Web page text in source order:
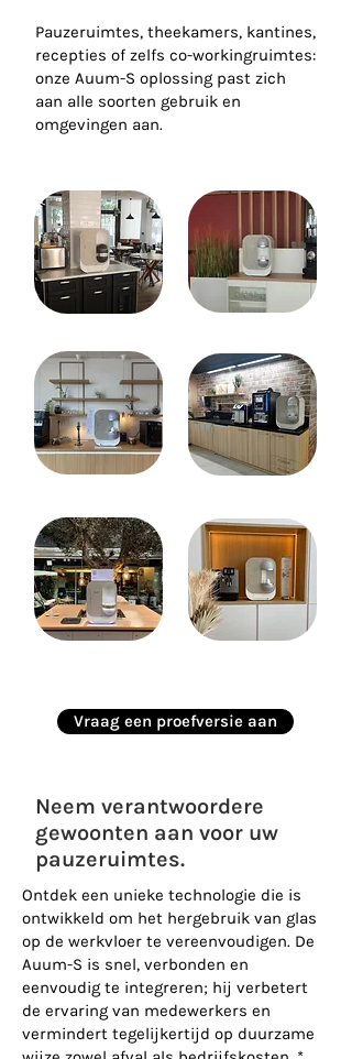
Pauzeruimtes, theekamers, kantines,
recepties of zelfs co-workingruimtes:
onze Auum-S oplossing past zich
aan alle soorten gebruik en
omgevingen aan.
Vraag een proefversie aan
Neem verantwoordere
gewoonten aan voor uw
pauzeruimtes.
Ontdek een unieke technologie die is
ontwikkeld om het hergebruik van glas
op de werkvloer te vereenvoudigen. De
Auum-S is snel, verbonden en
eenvoudig te integreren; hij verbetert
de ervaring van medewerkers en
vermindert tegelijkertijd op duurzame